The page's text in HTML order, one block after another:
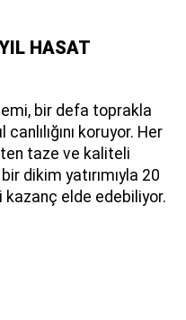
HASAT
bir defa toprakla
koruyor. Her
taze ve kaliteli
dikim yatırımıyla 20
kazanç elde edebiliyor.